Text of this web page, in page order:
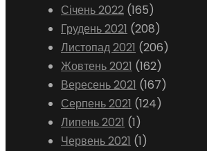
Січень 2022 (165)
Грудень 2021 (208)
Листопад 2021 (206)
Жовтень 2021 (162)
Вересень 2021 (167)
Серпень 2021 (124)
Липень 2021 (1)
Червень 2021 (1)